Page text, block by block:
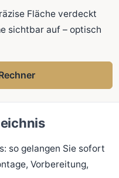
Fläche verdeckt
sichtbar auf – optisch
so gelangen Sie sofort
Vorbereitung,